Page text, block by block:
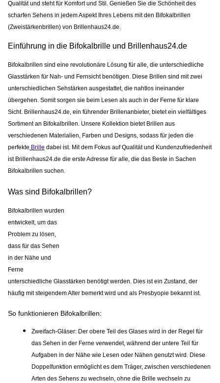
Qualität und steht für Komfort und Stil. Genießen Sie die Schönheit des
scharfen Sehens in jedem Aspekt Ihres Lebens mit den Bifokalbrillen
(Zweistärkenbrillen) von Brillenhaus24.de.
Einführung in die Bifokalbrille und Brillenhaus24.de
Bifokalbrillen sind eine revolutionäre Lösung für alle, die unterschiedliche
Glasstärken für Nah- und Fernsicht benötigen. Diese Brillen sind mit zwei
unterschiedlichen Sehstärken ausgestattet, die nahtlos ineinander
übergehen. Somit sorgen sie beim Lesen als auch in der Ferne für klare
Sicht. Brillenhaus24.de, ein führender Brillenanbieter, bietet ein vielfältiges
Sortiment an Bifokalbrillen. Unsere Kollektion bietet Brillen aus
verschiedenen Materialien, Farben und Designs, sodass für jeden die
perfekte Brille dabei ist. Mit dem Fokus auf Qualität und Kundenzufriedenheit
ist Brillenhaus24.de die erste Adresse für alle, die das Beste in Sachen
Bifokalbrillen suchen.
Was sind Bifokalbrillen?
Bifokalbrillen wurden
entwickelt, um das
Problem zu lösen,
dass für das Sehen
in der Nähe und
Ferne
unterschiedliche Glasstärken benötigt werden. Dies ist ein Zustand, der
häufig mit steigendem Alter bemerkt wird und als Presbyopie bekannt ist.
So funktionieren Bifokalbrillen:
Zweifach-Gläser: Der obere Teil des Glases wird in der Regel für
das Sehen in der Ferne verwendet, während der untere Teil für
Aufgaben in der Nähe wie Lesen oder Nähen genutzt wird. Diese
Doppelfunktion ermöglicht es dem Träger, zwischen verschiedenen
Arten des Sehens zu wechseln, ohne die Brille wechseln zu